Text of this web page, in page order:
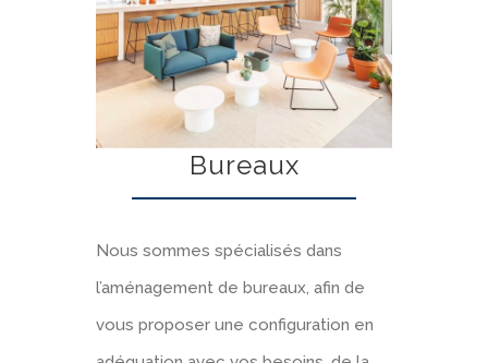
Bureaux
Nous sommes spécialisés dans
l’aménagement de bureaux, afin de
vous proposer une configuration en